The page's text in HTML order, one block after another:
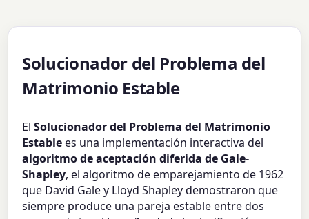
Solucionador del Problema del
Matrimonio Estable
ElSolucionador del Problema del Matrimonio
Establees una implementación interactiva del
algoritmo de aceptación diferida de Gale-
Shapley, el algoritmo de emparejamiento de 1962
que David Gale y Lloyd Shapley demostraron que
siempre produce una pareja estable entre dos